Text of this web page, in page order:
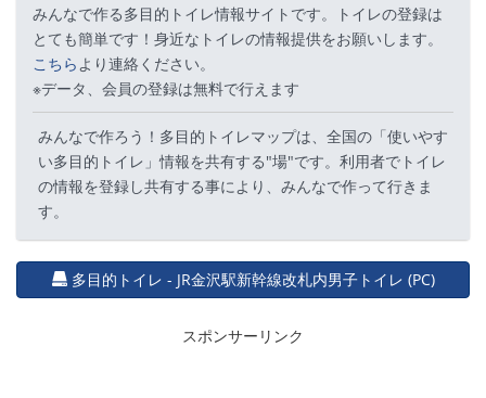
みんなで作る多目的トイレ情報サイトです。トイレの登録は
とても簡単です！身近なトイレの情報提供をお願いします。
こちらより連絡ください。
※データ、会員の登録は無料で行えます
みんなで作ろう！多目的トイレマップは、全国の「使いやす
い多目的トイレ」情報を共有する"場"です。利用者でトイレ
の情報を登録し共有する事により、みんなで作って行きま
す。
多目的トイレ - JR金沢駅新幹線改札内男子トイレ (PC)
スポンサーリンク